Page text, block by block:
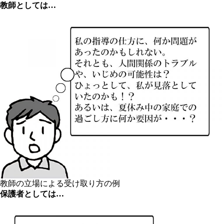
教師としては…
教師の立場による受け取り方の例
保護者としては…